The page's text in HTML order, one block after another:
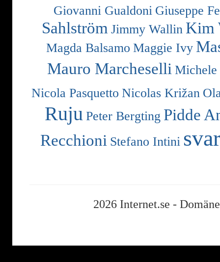
Giovanni Gualdoni Giuseppe
Sahlström Jimmy Wallin Kim
Magda Balsamo Maggie Ivy
Mauro Marcheselli Michele
Nicola Pasquetto Nicolas Križan
Ruju Peter Bergting Pidde
Recchioni Stefano Intini
2026 Internet.se -